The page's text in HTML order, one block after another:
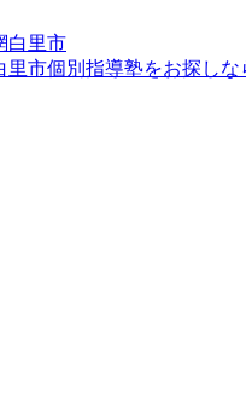
里市個別指導塾をお探し